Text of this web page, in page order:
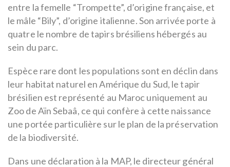
entre la femelle “Trompette”, d’origine française, et
le mâle “Bily”, d’origine italienne. Son arrivée porte à
quatre le nombre de tapirs brésiliens hébergés au
sein du parc.
Espèce rare dont les populations sont en déclin dans
leur habitat naturel en Amérique du Sud, le tapir
brésilien est représenté au Maroc uniquement au
Zoo de Aïn Sebaâ, ce qui confère à cette naissance
une portée particulière sur le plan de la préservation
de la biodiversité.
Dans une déclaration à la MAP, le directeur général